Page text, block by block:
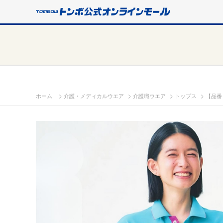
ホーム > 介護・メディカルウエア > 介護職ウエア > トップス > 【品